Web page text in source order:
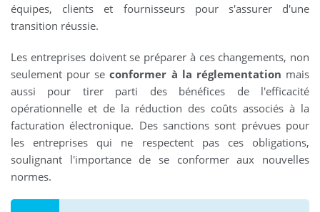
équipes, clients et fournisseurs pour s'assurer d'une
transition réussie.
Les entreprises doivent se préparer à ces changements, non
seulement pour seconformer à la réglementation mais
aussi pour tirer parti des bénéfices de l'efficacité
opérationnelle et de la réduction des coûts associés à la
facturation électronique. Des sanctions sont prévues pour
les entreprises qui ne respectent pas ces obligations,
soulignant l'importance de se conformer aux nouvelles
normes.